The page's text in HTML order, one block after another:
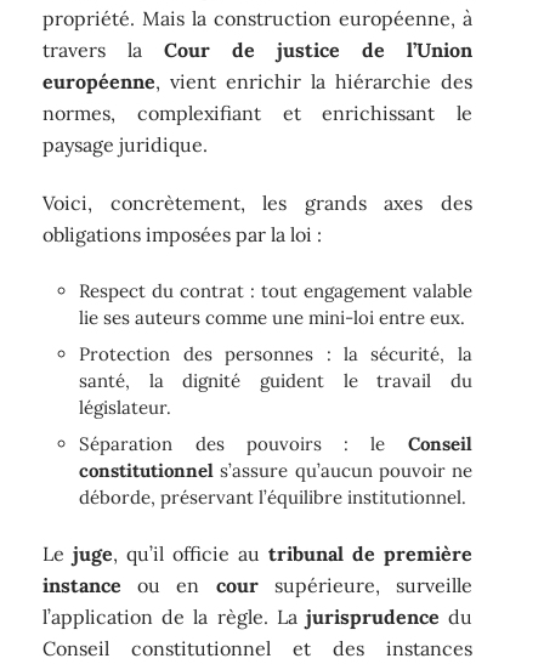
propriété. Mais la construction européenne, à
travers laCour de justice de l’Union
européenne, vient enrichir la hiérarchie des
normes, complexifiant et enrichissant le
paysage juridique.
Voici, concrètement, les grands axes des
obligations imposées par la loi :
Respect du contrat : tout engagement valable
lie ses auteurs comme une mini-loi entre eux.
Protection des personnes : la sécurité, la
santé, la dignité guident le travail du
législateur.
Séparation des pouvoirs : le Conseil
constitutionnel s’assure qu’aucun pouvoir ne
déborde, préservant l’équilibre institutionnel.
Lejuge, qu’il officie au tribunal de première
instance ou en coursupérieure, surveille
l’application de la règle. La jurisprudence du
Conseil constitutionnel et des instances